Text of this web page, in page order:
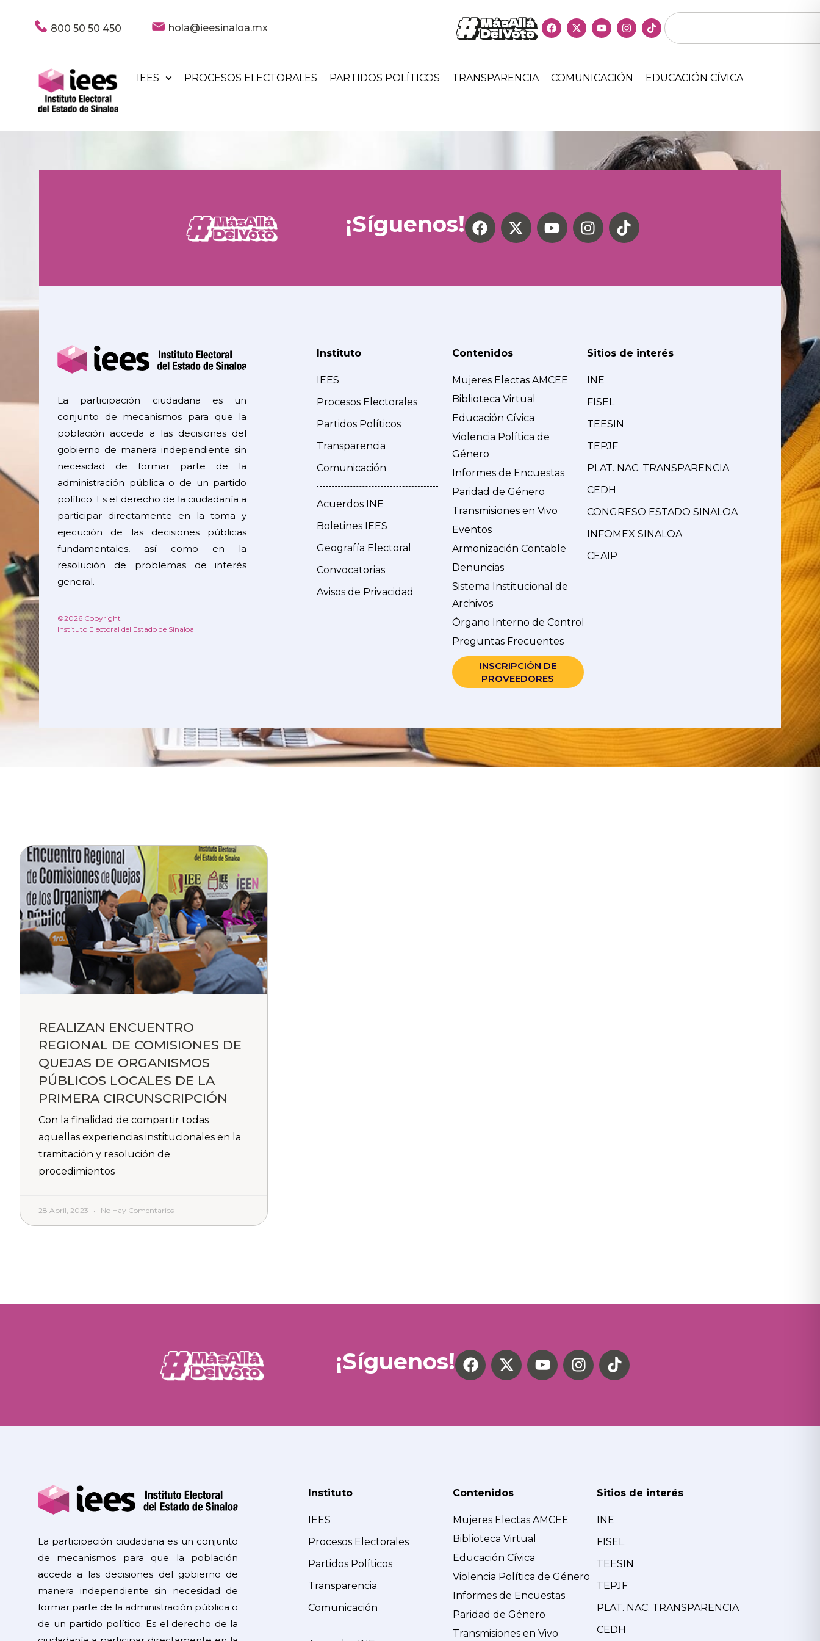
800 50 50 450 hola@ieesinaloa.mx
IEES PROCESOS ELECTORALES PARTIDOS POLÍTICOS TRANSPARENCIA COMUNICACIÓN EDUCACIÓN CÍVICA
¡Síguenos!
La participación ciudadana es un
conjunto de mecanismos para que la
población acceda a las decisiones del
gobierno de manera independiente sin
necesidad de formar parte de la
administración pública o de un partido
político. Es el derecho de la ciudadanía a
participar directamente en la toma y
ejecución de las decisiones públicas
fundamentales, así como en la
resolución de problemas de interés
general.
©2026 Copyright
Instituto Electoral del Estado de Sinaloa
Instituto
IEES
Procesos Electorales
Partidos Políticos
Transparencia
Comunicación
Acuerdos INE
Boletines IEES
Geografía Electoral
Convocatorias
Avisos de Privacidad
Contenidos
Mujeres Electas AMCEE
Biblioteca Virtual
Educación Cívica
Violencia Política de
Género
Informes de Encuestas
Paridad de Género
Transmisiones en Vivo
Eventos
Armonización Contable
Denuncias
Sistema Institucional de
Archivos
Órgano Interno de Control
Preguntas Frecuentes
INSCRIPCIÓN DE
PROVEEDORES
Sitios de interés
INE
FISEL
TEESIN
TEPJF
PLAT. NAC. TRANSPARENCIA
CEDH
CONGRESO ESTADO SINALOA
INFOMEX SINALOA
CEAIP
REALIZAN ENCUENTRO
REGIONAL DE COMISIONES DE
QUEJAS DE ORGANISMOS
PÚBLICOS LOCALES DE LA
PRIMERA CIRCUNSCRIPCIÓN
Con la finalidad de compartir todas
aquellas experiencias institucionales en la
tramitación y resolución de
procedimientos
28 Abril, 2023 No Hay Comentarios
¡Síguenos!
La participación ciudadana es un conjunto
de mecanismos para que la población
acceda a las decisiones del gobierno de
manera independiente sin necesidad de
formar parte de la administración pública o
de un partido político. Es el derecho de la
Instituto
IEES
Procesos Electorales
Partidos Políticos
Transparencia
Comunicación
Contenidos
Mujeres Electas AMCEE
Biblioteca Virtual
Educación Cívica
Violencia Política de Género
Informes de Encuestas
Paridad de Género
Transmisiones en Vivo
Sitios de interés
INE
FISEL
TEESIN
TEPJF
PLAT. NAC. TRANSPARENCIA
CEDH